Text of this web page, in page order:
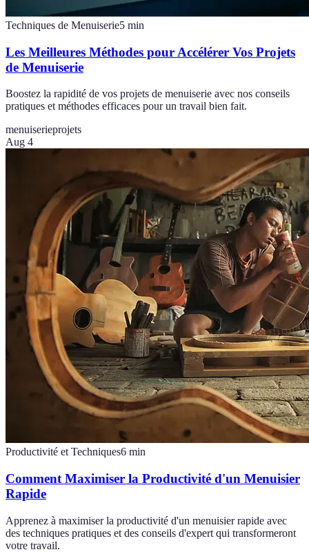
Techniques de Menuiserie5 min
Les Meilleures Méthodes pour Accélérer Vos Projets
de Menuiserie
Boostez la rapidité de vos projets de menuiserie avec nos conseils
pratiques et méthodes efficaces pour un travail bien fait.
menuiserieprojets
Aug 4
Productivité et Techniques6 min
Comment Maximiser la Productivité d'un Menuisier
Rapide
Apprenez à maximiser la productivité d'un menuisier rapide avec
des techniques pratiques et des conseils d'expert qui transformeront
votre travail.